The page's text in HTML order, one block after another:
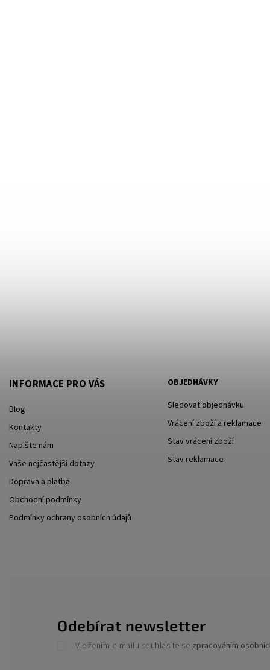
INFORMACE PRO VÁS
Blog
Kontakty
Napište nám
Vaše nejčastější dotazy
Doprava a platba
Obchodní podmínky
Podmínky ochrany osobních údajů
OBJEDNÁVKY
Sledovat objednávku
Vrácení zboží a reklamace
Stav vrácení zboží
Stav reklamace
Odebírat newsletter
Vložením e-mailu souhlasíte sezpracováním